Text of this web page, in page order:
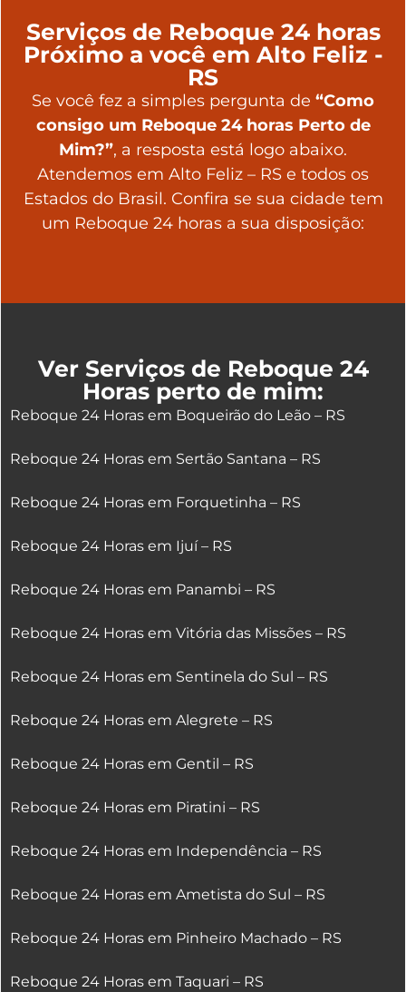
Serviços de Reboque 24 horas
Próximo a você em Alto Feliz -
RS
Se você fez a simples pergunta de “Como
consigo um Reboque 24 horas Perto de
Mim?”, a resposta está logo abaixo.
Atendemos em Alto Feliz – RS e todos os
Estados do Brasil. Confira se sua cidade tem
um Reboque 24 horas a sua disposição:
Ver Serviços de Reboque 24
Horas perto de mim:
Reboque 24 Horas em Boqueirão do Leão – RS
Reboque 24 Horas em Sertão Santana – RS
Reboque 24 Horas em Forquetinha – RS
Reboque 24 Horas em Ijuí – RS
Reboque 24 Horas em Panambi – RS
Reboque 24 Horas em Vitória das Missões – RS
Reboque 24 Horas em Sentinela do Sul – RS
Reboque 24 Horas em Alegrete – RS
Reboque 24 Horas em Gentil – RS
Reboque 24 Horas em Piratini – RS
Reboque 24 Horas em Independência – RS
Reboque 24 Horas em Ametista do Sul – RS
Reboque 24 Horas em Pinheiro Machado – RS
Reboque 24 Horas em Taquari – RS